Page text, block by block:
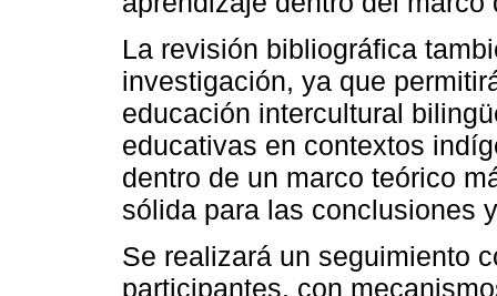
La revisión bibliográfica
investigación, ya que
educación intercultural
educativas en contextos
dentro de un marco teórico
sólida para las conclusiones
Se realizará un seguimiento
participantes, con